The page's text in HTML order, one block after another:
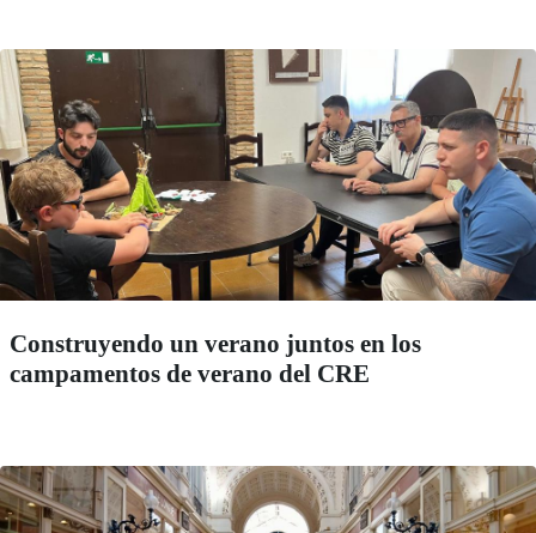
Construyendo un verano juntos en los
campamentos de verano del CRE